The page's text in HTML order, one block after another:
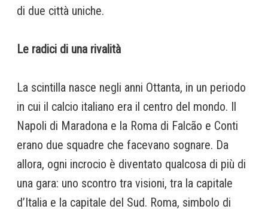
di due città uniche.
Le radici di una rivalità
La scintilla nasce negli anni Ottanta, in un periodo
in cui il calcio italiano era il centro del mondo. Il
Napoli di Maradona e la Roma di Falcão e Conti
erano due squadre che facevano sognare. Da
allora, ogni incrocio è diventato qualcosa di più di
una gara: uno scontro tra visioni, tra la capitale
d’Italia e la capitale del Sud. Roma, simbolo di